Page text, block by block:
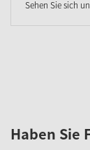
Sehen Sie sich
Haben Sie